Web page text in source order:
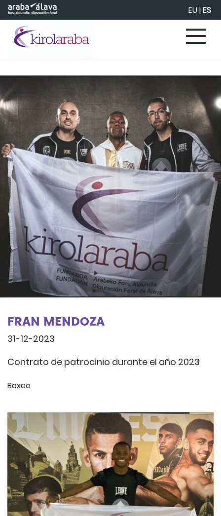
Saltar al contenido principal EU|ES
FRAN MENDOZA
31-12-2023
Contrato de patrocinio durante el año 2023
Boxeo